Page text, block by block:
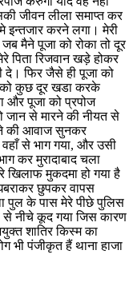
जीवन लीला समाप्त कर
करने लगा। मेरी
मैने पूजा को रोका तो दूर
पिता रिजवान खड़े होकर
दे। फिर जैसे ही पूजा को
कुछ दूर खडा करके
और पूजा को प्रपोज
जान से मारने की नीयत से
की आवाज सुनकर
से भाग गया, और उसी
कर मुरादाबाद चला
खिलाफ मुकदमा हो गया है
छुपकर वापस
पुल के पास मेरे पीछे पुलिस
से नीचे कूद गया जिस कारण
शातिर किस्म का
भी पंजीकृत हैं थाना हाजा